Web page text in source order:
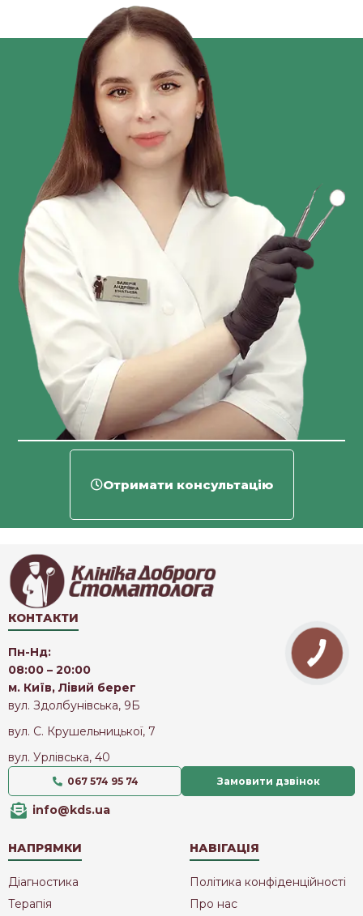
Отримати консультацію
КОНТАКТИ
Пн-Нд:
08:00 – 20:00
м. Київ, Лівий берег
вул. Здолбунівська, 9Б
вул. С. Крушельницької, 7
вул. Урлівська, 40
067 574 95 74 Замовити дзвінок
info@kds.ua
НАПРЯМКИ
Діагностика
Терапія
НАВІГАЦІЯ
Політика конфіденційності
Про нас